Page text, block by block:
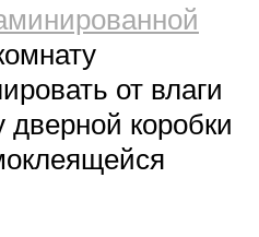
от влаги
коробки